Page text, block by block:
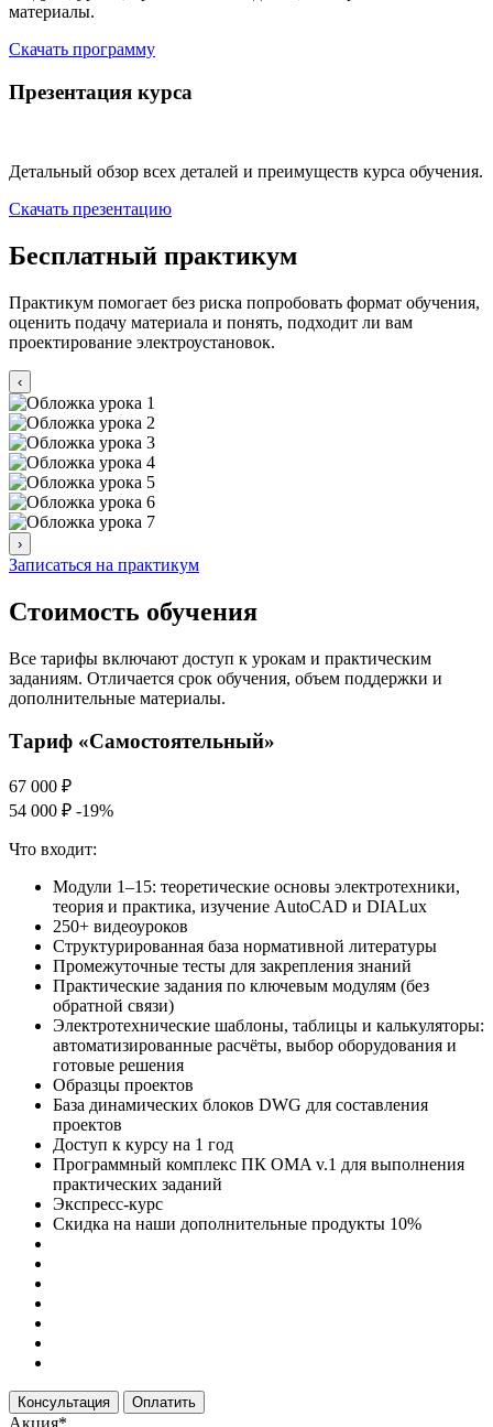
материалы.
Скачать программу
Презентация курса
Детальный обзор всех деталей и преимуществ курса обучения.
Скачать презентацию
Бесплатный практикум
Практикум помогает без риска попробовать формат обучения,
оценить подачу материала и понять, подходит ли вам
проектирование электроустановок.
‹
›
Записаться на практикум
Стоимость обучения
Все тарифы включают доступ к урокам и практическим
заданиям. Отличается срок обучения, объем поддержки и
дополнительные материалы.
Тариф «Самостоятельный»
67 000 ₽
54 000 ₽ -19%
Что входит:
Модули 1–15: теоретические основы электротехники,
теория и практика, изучение AutoCAD и DIALux
250+ видеоуроков
Структурированная база нормативной литературы
Промежуточные тесты для закрепления знаний
Практические задания по ключевым модулям (без
обратной связи)
Электротехнические шаблоны, таблицы и калькуляторы:
автоматизированные расчёты, выбор оборудования и
готовые решения
Образцы проектов
База динамических блоков DWG для составления
проектов
Доступ к курсу на 1 год
Программный комплекс ПК OMA v.1 для выполнения
практических заданий
Экспресс-курс
Скидка на наши дополнительные продукты 10%
Консультация Оплатить